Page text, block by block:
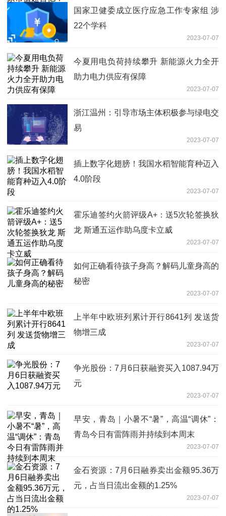
国家卫健委成立医疗应急工作专家组 涉
22个学科
2023-07-07
今夏用电负荷持续攀升 新能源火力全开
助力电力供应有保障
2023-07-07
浙江温州：引导市场主体积极参与绿电交
易
2023-07-07
插上数字化翅膀！我国水稻智能育种迈入
4.0阶段
2023-07-07
霍乐迪签约火箭评级A+：送5次轮签换狄
龙 斯通五运作助乌度卡立威
2023-07-07
如何正确看待孩子身高？解码儿童身高的
秘密
2023-07-07
上半年中欧班列累计开行8641列 发送货
物增三成
2023-07-07
争光股份：7月6日获融资买入1087.94万
元
2023-07-07
早安，青岛｜小暑不“暑”，高温“调休”：
青岛今日有雷阵雨并持续到本周末
2023-07-07
金石资源：7月6日融券卖出金额95.36万
元，占当日流出金额的1.25%
2023-07-07